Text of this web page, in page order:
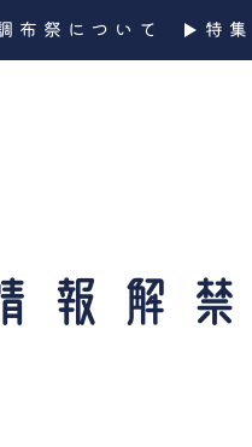
布祭について 特集
報解禁